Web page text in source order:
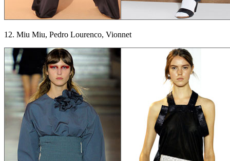
12. Miu Miu, Pedro Lourenco, Vionnet